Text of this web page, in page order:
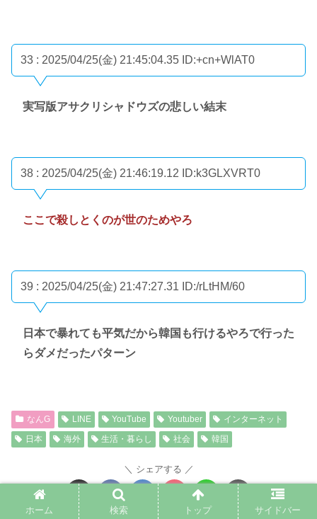
33 : 2025/04/25(金) 21:45:04.35 ID:+cn+WlAT0
実写版アサクリシャドウズの悲しい結末
38 : 2025/04/25(金) 21:46:19.12 ID:k3GLXVRT0
ここで殺しとくのが世のためやろ
39 : 2025/04/25(金) 21:47:27.31 ID:/rLtHM/60
日本で暴れても平気だから韓国も行けるやろで行った
らダメだったパターン
なんG LINE YouTube Youtuber
インターネット
日本
海外 生活・暮らし 社会 韓国
シェアする
ホーム 検索 トップ サイドバー